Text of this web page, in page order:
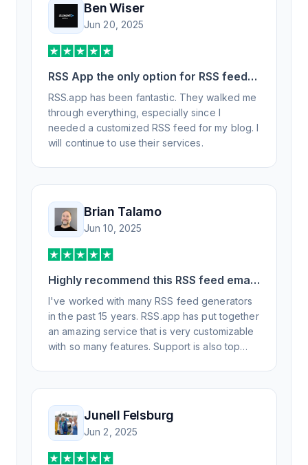
Ben Wiser
Jun 20, 2025
RSS App the only option for RSS feed
generation
RSS.app has been fantastic. They walked me
through everything, especially since I
needed a customized RSS feed for my blog. I
will continue to use their services.
Brian Talamo
Jun 10, 2025
Highly recommend this RSS feed email
/ widget generator service.
I've worked with many RSS feed generators
in the past 15 years. RSS.app has put together
an amazing service that is very customizable
with so many features. Support is also top
professionally. Highly recommend for all your
RSS feed needs. Our trucking news hub
website couldn't work without it. Thank you.
Junell Felsburg
Jun 2, 2025